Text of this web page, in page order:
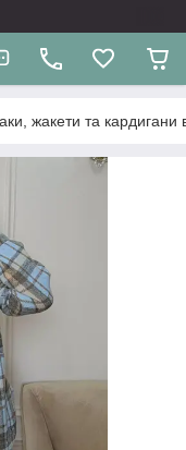
жакети та кардигани